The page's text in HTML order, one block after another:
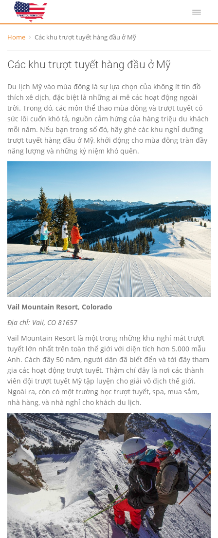
Home Các khu trượt tuyết hàng đầu ở Mỹ
Các khu trượt tuyết hàng đầu ở Mỹ
Du lịch Mỹ vào mùa đông là sự lựa chọn của không ít tín đồ
thích xê dịch, đặc biệt là những ai mê các hoạt động ngoài
trời. Trong đó, các môn thể thao mùa đông và trượt tuyết có
sức lôi cuốn khó tả, nguồn cảm hứng của hàng triệu du khách
mỗi năm. Nếu bạn trong số đó, hãy ghé các khu nghỉ dưỡng
trượt tuyết hàng đầu ở Mỹ, khởi động cho mùa đông tràn đầy
năng lượng và những kỷ niệm khó quên.
Vail Mountain Resort, Colorado
Địa chỉ: Vail, CO 81657
Vail Mountain Resort là một trong những khu nghỉ mát trượt
tuyết lớn nhất trên toàn thế giới với diện tích hơn 5.000 mẫu
Anh. Cách đây 50 năm, người dân đã biết đến và tới đây tham
gia các hoạt động trượt tuyết. Thậm chí đây là nơi các thành
viên đội trượt tuyết Mỹ tập luyện cho giải vô địch thế giới.
Ngoài ra, còn có một trường học trượt tuyết, spa, mua sắm,
nhà hàng, và nhà nghỉ cho khách du lịch.